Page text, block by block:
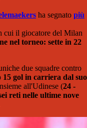
ha segnato più
cui il giocatore del Milan
nel torneo: sette in 22
due squadre contro
15 gol in carriera dal suo
all'Udinese (24 -
reti nelle ultime nove